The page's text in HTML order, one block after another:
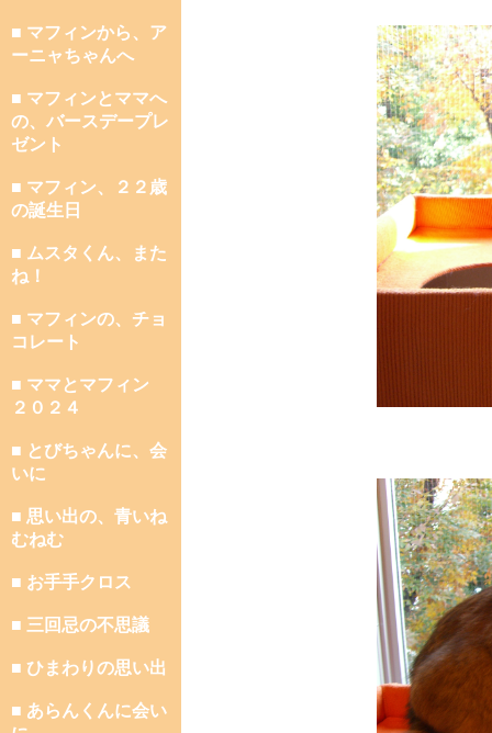
■ マフィンから、ア
ーニャちゃんへ
■ マフィンとママへ
の、バースデープレ
ゼント
■ マフィン、２２歳
の誕生日
■ ムスタくん、また
ね！
■ マフィンの、チョ
コレート
■ ママとマフィン
２０２４
■ とびちゃんに、会
いに
■ 思い出の、青いね
むねむ
■ お手手クロス
■ 三回忌の不思議
■ ひまわりの思い出
■ あらんくんに会い